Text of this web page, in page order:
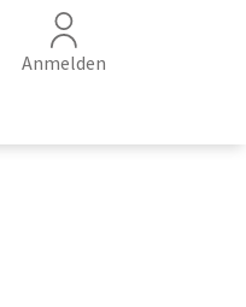
Anmelden